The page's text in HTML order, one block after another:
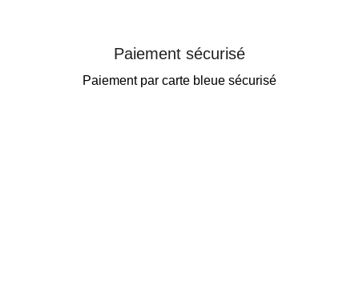
Paiement sécurisé
Paiement par carte bleue sécurisé